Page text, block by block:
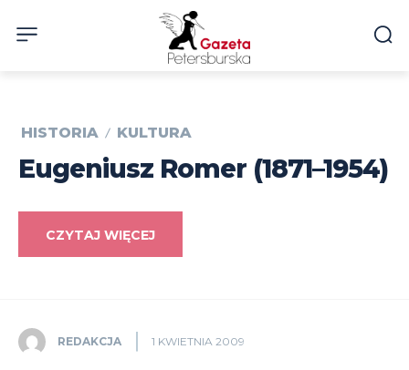
HISTORIA KULTURA
Eugeniusz Romer (1871–1954)
CZYTAJ WIĘCEJ
REDAKCJA 1 KWIETNIA 2009